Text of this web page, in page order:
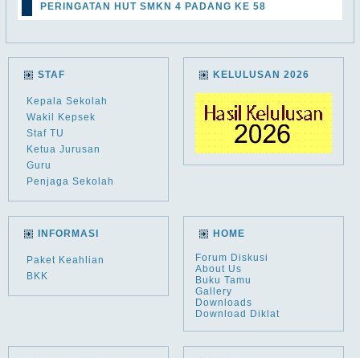
PERINGATAN HUT SMKN 4 PADANG KE 58
STAF
Kepala Sekolah
Wakil Kepsek
Staf TU
Ketua Jurusan
Guru
Penjaga Sekolah
KELULUSAN 2026
INFORMASI
Paket Keahlian
BKK
HOME
Forum Diskusi
About Us
Buku Tamu
Gallery
Downloads
Download Diklat